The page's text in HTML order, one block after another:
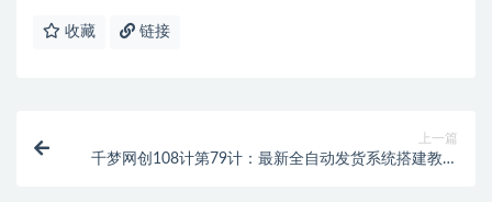
收藏 链接
上一篇
千梦网创108计第79计：最新全自动发货系统搭建教学